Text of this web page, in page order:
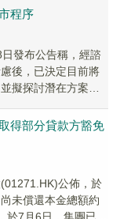
程序
日發布公告稱，經諮
後，已決定目前將
擬探討潛在方案。
得部分貸款方豁免
公佈，於
未償還本金總額約